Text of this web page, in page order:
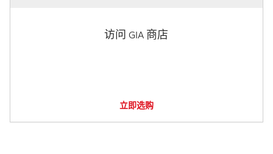
访问 GIA 商店
立即选购